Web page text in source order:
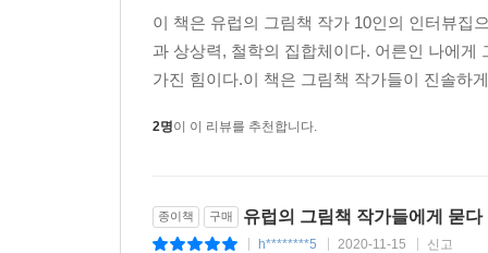
이 책은 유럽의 그림책 작가 10인의 인터뷰집
과 상상력, 철학의 집합체이다. 어른인 나에
가진 힘이다.이 책은 그림책 작가들이 진솔하
2명이 이 리뷰를 추천합니다.
종이책 구매 유럽의 그림책 작가들에게 묻다
h********5 2020-11-15 신고